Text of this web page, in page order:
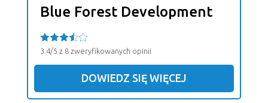
Blue Forest Development
3.4/5 z 8 zweryfikowanych opinii
DOWIEDZ SIĘ WIĘCEJ